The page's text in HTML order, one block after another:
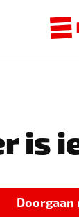
is
Doorgaan